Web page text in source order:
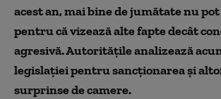
acest an, mai bine de jumătate nu
pentru că vizează alte fapte decât
agresivă. Autoritățile analizează
legislației pentru sancționarea și
surprinse de camere.